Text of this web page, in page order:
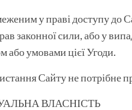
у праві доступу до
законної сили, або у
або умовами цієї Угоди.
Сайту не потрібне
ВЛАСНІСТЬ